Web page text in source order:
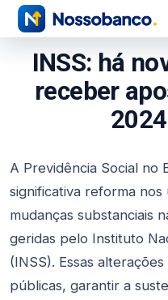
INSS: há
receber
A Previdência Social no
significativa reforma
mudanças substanciais
geridas pelo Instituto
(INSS). Essas
públicas, garantir a